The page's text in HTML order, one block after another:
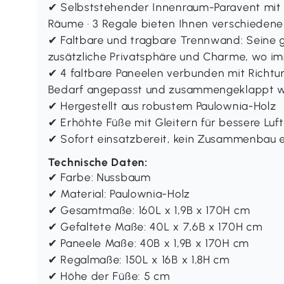
✔ Selbststehender Innenraum-Paravent
Räume · 3 Regale bieten Ihnen
✔ Faltbare und tragbare Trennwand: Seine
zusätzliche Privatsphäre und Charme, wo
✔ 4 faltbare Paneelen verbunden mit
Bedarf angepasst und zusammengeklappt
✔ Hergestellt aus robustem Paulownia-Holz
✔ Erhöhte Füße mit Gleitern für bessere
✔ Sofort einsatzbereit, kein Zusammenbau
Technische Daten:
✔ Farbe: Nussbaum
✔ Material: Paulownia-Holz
✔ Gesamtmaße: 160L x 1,9B x 170H cm
✔ Gefaltete Maße: 40L x 7,6B x 170H cm
✔ Paneele Maße: 40B x 1,9B x 170H cm
✔ Regalmaße: 150L x 16B x 1,8H cm
✔ Höhe der Füße: 5 cm